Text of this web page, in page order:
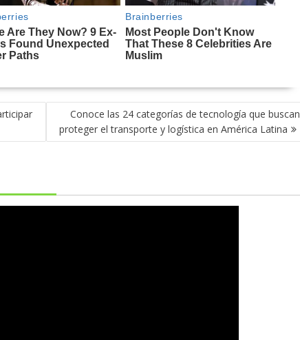
Conoce las 24 categorías de tecnología que buscan
proteger el transporte y logística en América Latina